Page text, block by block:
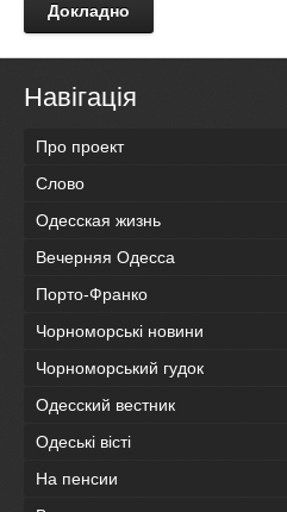
Докладно
Навігація
Про проект
Слово
Одесская жизнь
Вечерняя Одесса
Порто-Франко
Чорноморські новини
Чорноморський гудок
Одесский вестник
Одеськi вiстi
На пенсии